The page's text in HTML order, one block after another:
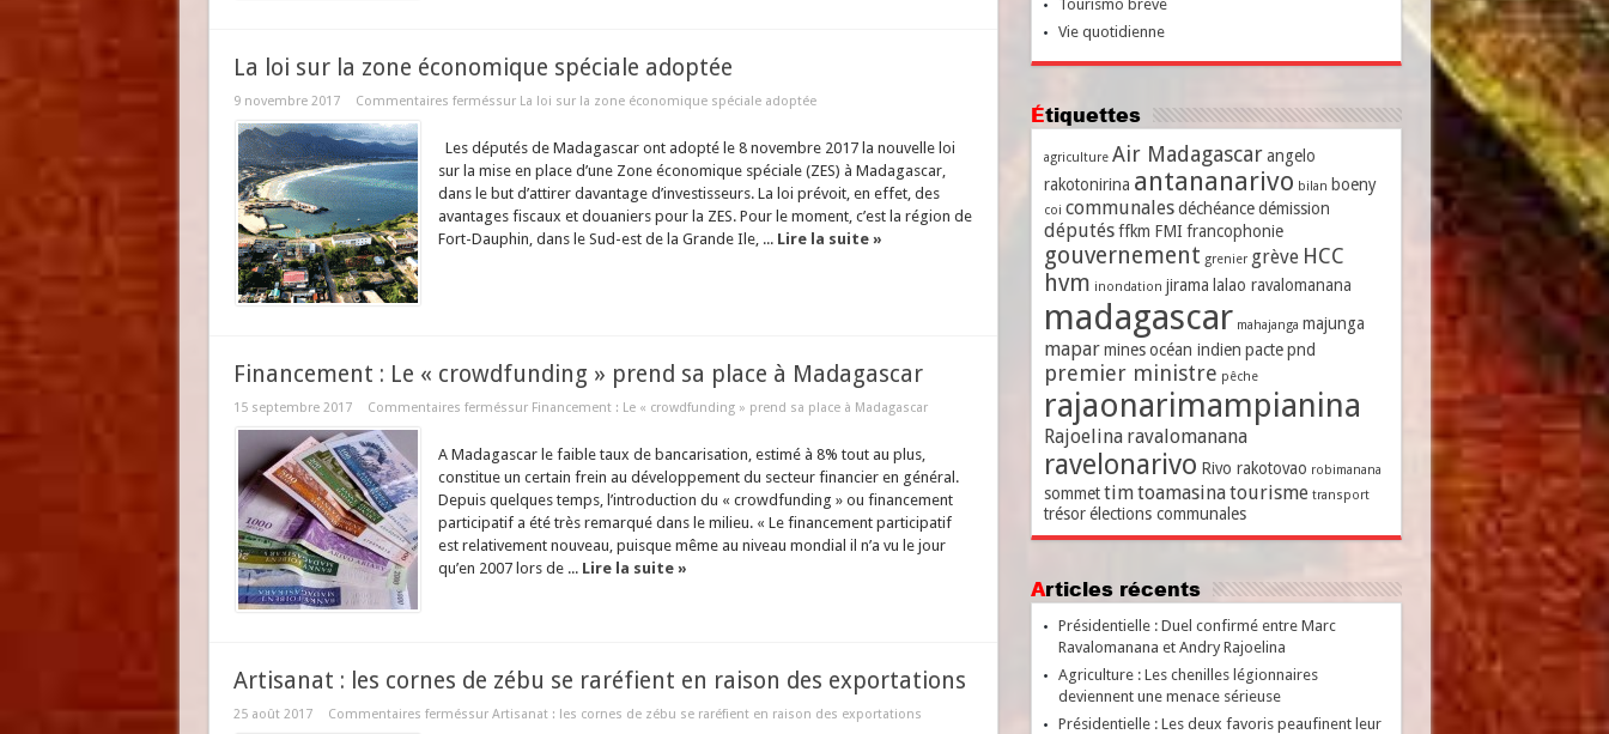
La loi sur la zone économique spéciale adoptée
9 novembre 2017 Commentaires ferméssur La loi sur la zone économique spéciale adoptée
Les députés de Madagascar ont adopté le 8 novembre 2017 la nouvelle loi
sur la mise en place d’une Zone économique spéciale (ZES) à Madagascar,
dans le but d’attirer davantage d’investisseurs. La loi prévoit, en effet, des
avantages fiscaux et douaniers pour la ZES. Pour le moment, c’est la région de
Fort-Dauphin, dans le Sud-est de la Grande Ile, ... Lire la suite »
Financement : Le « crowdfunding » prend sa place à Madagascar
15 septembre 2017 Commentaires ferméssur Financement : Le « crowdfunding » prend sa place à Madagascar
A Madagascar le faible taux de bancarisation, estimé à 8% tout au plus,
constitue un certain frein au développement du secteur financier en général.
Depuis quelques temps, l’introduction du « crowdfunding » ou financement
participatif a été très remarqué dans le milieu. « Le financement participatif
est relativement nouveau, puisque même au niveau mondial il n’a vu le jour
qu’en 2007 lors de ... Lire la suite »
Artisanat : les cornes de zébu se raréfient en raison des exportations
25 août 2017 Commentaires ferméssur Artisanat : les cornes de zébu se raréfient en raison des exportations
Tourismo breve
Vie quotidienne
Étiquettes
agriculture Air Madagascar angelo
rakotonirina antananarivo bilan boeny
coi communales déchéance démission
députés ffkm FMI francophonie
gouvernement grenier grève HCC
hvm inondation jirama lalao ravalomanana
madagascar mahajanga majunga
mapar mines océan indien pacte pnd
premier ministre pêche
rajaonarimampianina
Rajoelina ravalomanana
ravelonarivo Rivo rakotovao robimanana
sommet timtoamasinatourisme transport
trésor élections communales
Articles récents
Présidentielle : Duel confirmé entre Marc
Ravalomanana et Andry Rajoelina
Agriculture : Les chenilles légionnaires
deviennent une menace sérieuse
Présidentielle : Les deux favoris peaufinent leur